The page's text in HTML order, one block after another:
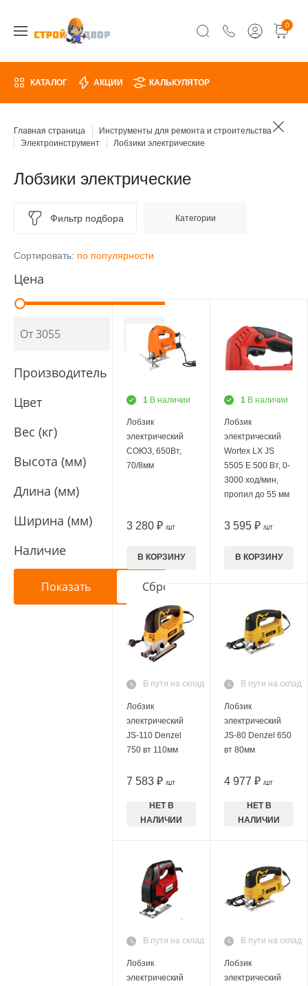
0
КАТАЛОГ АКЦИИ КАЛЬКУЛЯТОР
Главная страница
Инструменты для ремонта и строительства
Электроинструмент
Лобзики электрические
Лобзики электрические
Фильтр подбора Категории
Сортировать: по популярности
Цена
Производитель
Цвет
Вес (кг)
Высота (мм)
Длина (мм)
Ширина (мм)
Наличие
1 В наличии
Лобзик
электрический
СОЮЗ, 650Вт,
70/8мм
3 280 ₽ /ШТ
В КОРЗИНУ
1 В наличии
Лобзик
электрический
Wortex LX JS
5505 E 500 Вт, 0-
3000 ход/мин,
пропил до 55 мм
3 595 ₽ /ШТ
В КОРЗИНУ
В пути на склад
Лобзик
электрический
JS-110 Denzel
750 вт 110мм
7 583 ₽ /ШТ
НЕТ В
НАЛИЧИИ
В пути на склад
Лобзик
электрический
JS-80 Denzel 650
вт 80мм
4 977 ₽ /ШТ
НЕТ В
НАЛИЧИИ
В пути на склад
Лобзик
электрический
В пути на склад
Лобзик
электрический